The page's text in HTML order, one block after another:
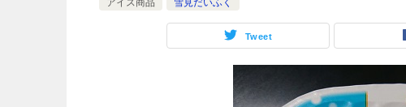
アイス商品
雪見だいふく
Tweet